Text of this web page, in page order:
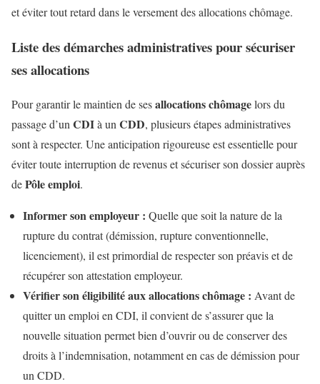
et éviter tout retard dans le versement des allocations chômage.
Liste des démarches administratives pour sécuriser
ses allocations
Pour garantir le maintien de sesallocations chômagelors du
passage d’unCDIà unCDD, plusieurs étapes administratives
sont à respecter. Une anticipation rigoureuse est essentielle pour
éviter toute interruption de revenus et sécuriser son dossier auprès
dePôle emploi.
Informer son employeur : Quelle que soit la nature de la
rupture du contrat (démission, rupture conventionnelle,
licenciement), il est primordial de respecter son préavis et de
récupérer son attestation employeur.
Vérifier son éligibilité aux allocations chômage : Avant de
quitter un emploi en CDI, il convient de s’assurer que la
nouvelle situation permet bien d’ouvrir ou de conserver des
droits à l’indemnisation, notamment en cas de démission pour
un CDD.